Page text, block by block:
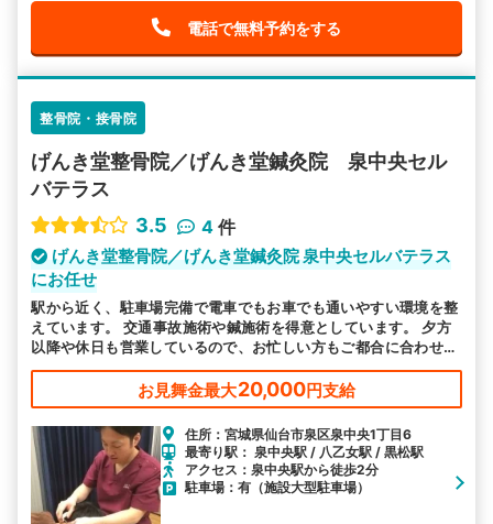
電話で無料予約をする
整骨院・接骨院
げんき堂整骨院／げんき堂鍼灸院 泉中央セル
バテラス
3.5
4 件
げんき堂整骨院／げんき堂鍼灸院 泉中央セルバテラス
にお任せ
駅から近く、駐車場完備で電車でもお車でも通いやすい環境を整
えています。 交通事故施術や鍼施術を得意としています。 夕方
以降や休日も営業しているので、お忙しい方もご都合に合わせて
お越しいただけます。
お見舞金最大20,000円支給
住所：宮城県仙台市泉区泉中央1丁目6
最寄り駅： 泉中央駅 / 八乙女駅 / 黒松駅
アクセス：泉中央駅から徒歩2分
駐車場：有（施設大型駐車場）